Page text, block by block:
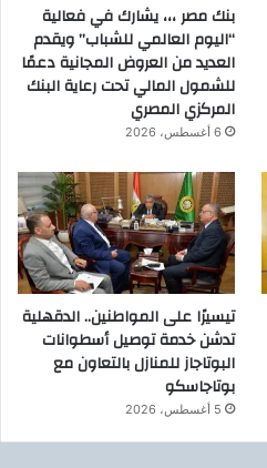
بنك مصر ،،، يشارك في فعالية
“اليوم العالمي للشباب” ويقدم
العديد من العروض المجانية دعمًا
للشمول المالي تحت رعاية البنك
المركزي المصري
6 أغسطس، 2026
تيسيرًا على المواطنين.. الدقهلية
تدشن خدمة توصيل أسطوانات
البوتاجاز للمنازل بالتعاون مع
بوتاجاسكو
5 أغسطس، 2026